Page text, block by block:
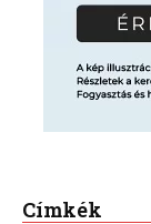
Címkék